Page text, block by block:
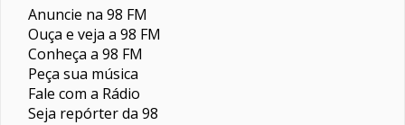
Anuncie na 98 FM
Ouça e veja a 98 FM
Conheça a 98 FM
Peça sua música
Fale com a Rádio
Seja repórter da 98